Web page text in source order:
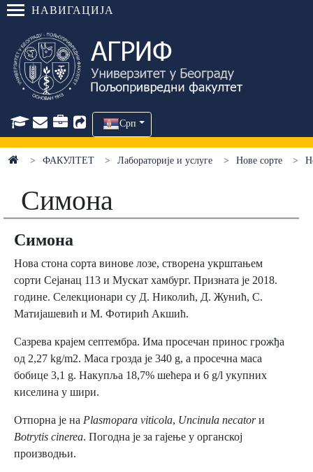
НАВИГАЦИЈА
Срп
ФАКУЛТЕТ Лабораторије и услуге Нове сорте
Симона
Симона
Нова стона сорта винове лозе, створена укрштањем
сорти Сејанац 113 и Мускат хамбург. Призната је 2018.
године. Селекционари су Д. Николић, Д. Жунић, С.
Матијашевић и М. Фотирић Акшић.
Сазрева крајем септембра. Има просечан принос грожђа
од 2,27 kg/m2. Маса грозда је 340 g, а просечна маса
бобице 3,1 g. Накупља 18,7% шећера и 6 g/l укупних
киселина у шири.
Отпорна је на Plasmopara viticola, Uncinula necatorи
Botrytis cinerea. Погодна је за гајење у органској
производњи.